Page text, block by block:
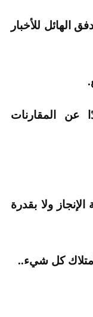
الهائل للأخبار
عن المقارنات
ولا بقدرة
كل شيء..